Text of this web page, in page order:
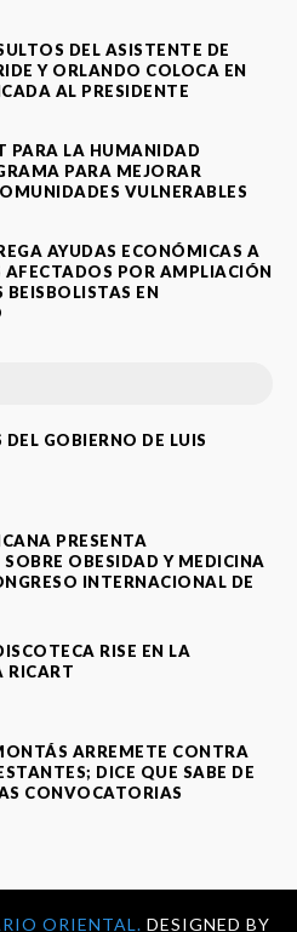
DEL ASISTENTE DE
Y ORLANDO COLOCA EN
AL PRESIDENTE
PARA LA HUMANIDAD
PARA MEJORAR
VULNERABLES
AYUDAS ECONÓMICAS A
AFECTADOS POR AMPLIACIÓN
BEISBOLISTAS EN
GOBIERNO DE LUIS
PRESENTA
OBESIDAD Y MEDICINA
INTERNACIONAL DE
RISE EN LA
RICART
ARREMETE CONTRA
DICE QUE SABE DE
CONVOCATORIAS
ORIENTAL. DESIGNED BY